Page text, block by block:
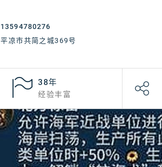
13594780276
平凉市共简之城369号
38年
经验丰富